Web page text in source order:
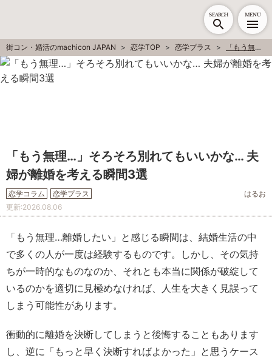
SEARCH MENU
街コン・婚活のmachicon JAPAN 恋学TOP 恋学プラス 「もう無理…」そろそろ別れてもいいかな… 夫婦が離婚を考える瞬間3選
「もう無理…」そろそろ別れてもいいかな… 夫
婦が離婚を考える瞬間3選
恋学コラム 恋学プラス
はるお
更新:2026.08.06
「もう無理…離婚したい」と感じる瞬間は、結婚生活の中
で多くの人が一度は経験するものです。しかし、その気持
ちが一時的なものなのか、それとも本当に関係が破綻して
いるのかを適切に見極めなければ、人生を大きく見誤って
しまう可能性があります。
衝動的に離婚を決断してしまうと後悔することもあります
し、逆に「もっと早く決断すればよかった」と思うケース